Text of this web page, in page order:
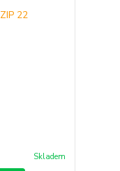
Skladem